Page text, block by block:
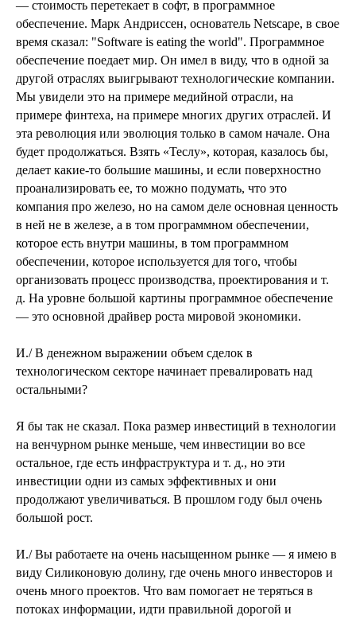
— стоимость перетекает в софт, в программное
обеспечение. Марк Андриссен, основатель Netscape, в свое
время сказал: "Software is eating the world". Программное
обеспечение поедает мир. Он имел в виду, что в одной за
другой отраслях выигрывают технологические компании.
Мы увидели это на примере медийной отрасли, на
примере финтеха, на примере многих других отраслей. И
эта революция или эволюция только в самом начале. Она
будет продолжаться. Взять «Теслу», которая, казалось бы,
делает какие-то большие машины, и если поверхностно
проанализировать ее, то можно подумать, что это
компания про железо, но на самом деле основная ценность
в ней не в железе, а в том программном обеспечении,
которое есть внутри машины, в том программном
обеспечении, которое используется для того, чтобы
организовать процесс производства, проектирования и т.
д. На уровне большой картины программное обеспечение
— это основной драйвер роста мировой экономики.
И./ В денежном выражении объем сделок в
технологическом секторе начинает превалировать над
остальными?
Я бы так не сказал. Пока размер инвестиций в технологии
на венчурном рынке меньше, чем инвестиции во все
остальное, где есть инфраструктура и т. д., но эти
инвестиции одни из самых эффективных и они
продолжают увеличиваться. В прошлом году был очень
большой рост.
И./ Вы работаете на очень насыщенном рынке — я имею в
виду Силиконовую долину, где очень много инвесторов и
очень много проектов. Что вам помогает не теряться в
потоках информации, идти правильной дорогой и